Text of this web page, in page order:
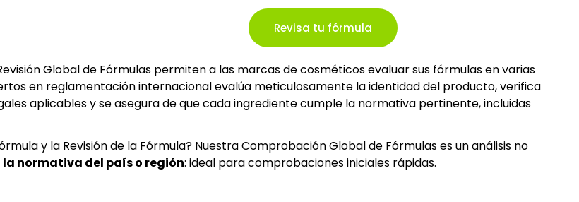
Revisa tu fórmula
Global de Fórmulas permiten a las marcas de cosméticos evaluar sus fórmulas en varias
en reglamentación internacional evalúa meticulosamente la identidad del producto, verifica
aplicables y se asegura de que cada ingrediente cumple la normativa pertinente, incluidas
y la Revisión de la Fórmula? Nuestra Comprobación Global de Fórmulas es un análisis no
la normativa del país o región: ideal para comprobaciones iniciales rápidas.